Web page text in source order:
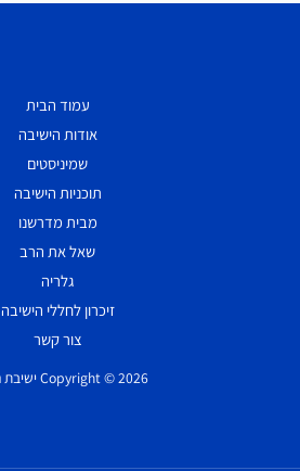
עמוד הבית
אודות הישיבה
שמיניסטים
תוכניות הישיבה
מבית מדרשנו
שאל את הרב
גלריה
זיכרון לחללי הישיבה
צור קשר
Copyright © 2026 ישיבת הכותל